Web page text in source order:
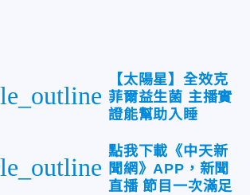
【太陽星】全效克
菲爾益生菌 主播實
證能幫助入睡
點我下載《中天新
聞網》APP，新聞
直播 節目一次滿足